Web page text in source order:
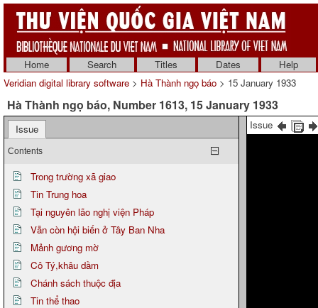
Home Search Titles Dates
Help
Veridian digital library software > Hà Thành ngọ báo > 15 January 1933
Hà Thành ngọ báo, Number 1613, 15 January 1933
Issue
Contents
Trong trường xã giao
Tin Trung hoa
Tại nguyên lão nghị viện Pháp
Vẫn còn hội biến ở Tây Ban Nha
Mảnh gương mờ
Cô Tý,khâu dầm
Chánh sách thuộc địa
Tin thể thao
Issue